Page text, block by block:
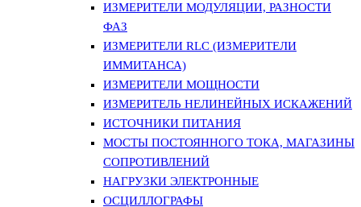
ИЗМЕРИТЕЛИ МОДУЛЯЦИИ, РАЗНОСТИ
ФАЗ
ИЗМЕРИТЕЛИ RLC (ИЗМЕРИТЕЛИ
ИММИТАНСА)
ИЗМЕРИТЕЛИ МОЩНОСТИ
ИЗМЕРИТЕЛЬ НЕЛИНЕЙНЫХ ИСКАЖЕНИЙ
ИСТОЧНИКИ ПИТАНИЯ
МОСТЫ ПОСТОЯННОГО ТОКА, МАГАЗИНЫ
СОПРОТИВЛЕНИЙ
НАГРУЗКИ ЭЛЕКТРОННЫЕ
ОСЦИЛЛОГРАФЫ